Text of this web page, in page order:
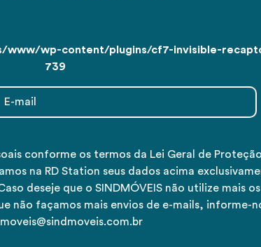
www/wp-content/plugins/cf7-invisible-
739
conforme os termos da Lei Geral de
na RD Station seus dados acima
deseje que o SINDMÓVEIS não utilize mais
não façamos mais envios de e-mails, informe-